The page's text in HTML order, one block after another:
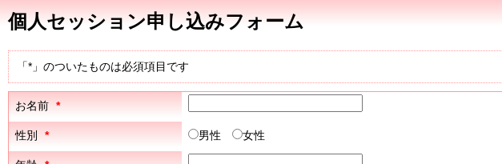
個人セッション申し込みフォーム
「*」のついたものは必須項目です
お名前 *
性別 * 男性 女性